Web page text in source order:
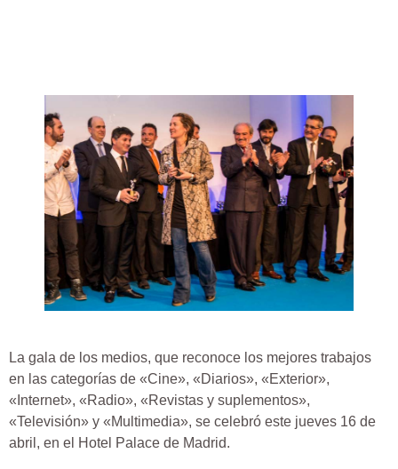
La gala de los medios, que reconoce los mejores trabajos
en las categorías de «Cine», «Diarios», «Exterior»,
«Internet», «Radio», «Revistas y suplementos»,
«Televisión» y «Multimedia», se celebró este jueves 16 de
abril, en el Hotel Palace de Madrid.